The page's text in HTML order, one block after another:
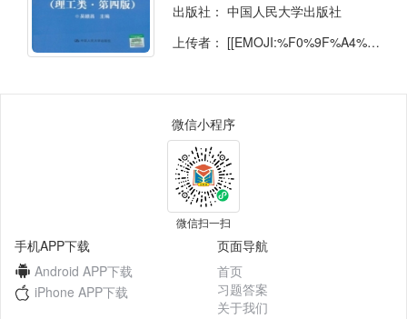
出版社： 中国人民大学出版社
上传者： [[EMOJI:%F0%9F%A4%A8]]
微信小程序
微信扫一扫
手机APP下载
Android APP下载
iPhone APP下载
页面导航
首页
习题答案
关于我们